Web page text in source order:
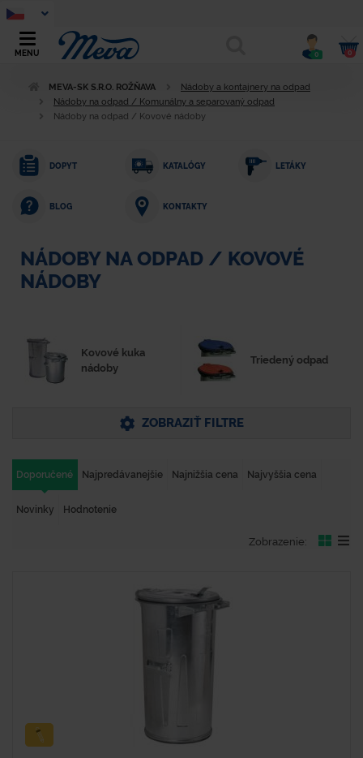
MENU 0 0
MEVA-SK S.R.O. ROŽŇAVA
Nádoby a kontajnery na odpad
Nádoby na odpad / Komunálny a separovaný odpad
Nádoby na odpad / Kovové nádoby
DOPYT KATALÓGY LETÁKY
BLOG KONTAKTY
NÁDOBY NA ODPAD / KOVOVÉ
NÁDOBY
Kovové kuka
nádoby
Triedený odpad
ZOBRAZIŤ FILTRE
Doporučené Najpredávanejšie Najnižšia cena Najvyššia cena
Novinky Hodnotenie
Zobrazenie: